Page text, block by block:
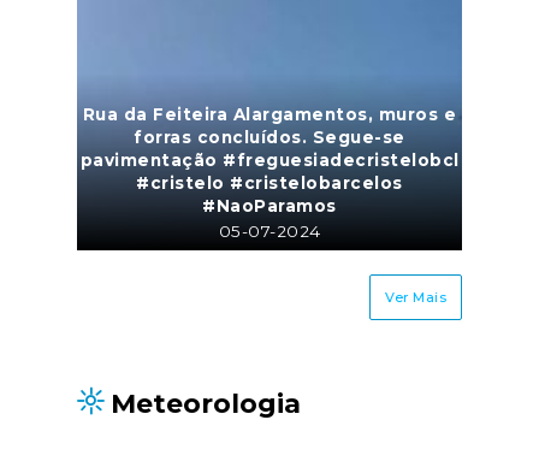
Rua da Feiteira Alargamentos, muros e
forras concluídos. Segue-se
pavimentação #freguesiadecristelobcl
#cristelo #cristelobarcelos
#NaoParamos
05-07-2024
Ver Mais
Meteorologia